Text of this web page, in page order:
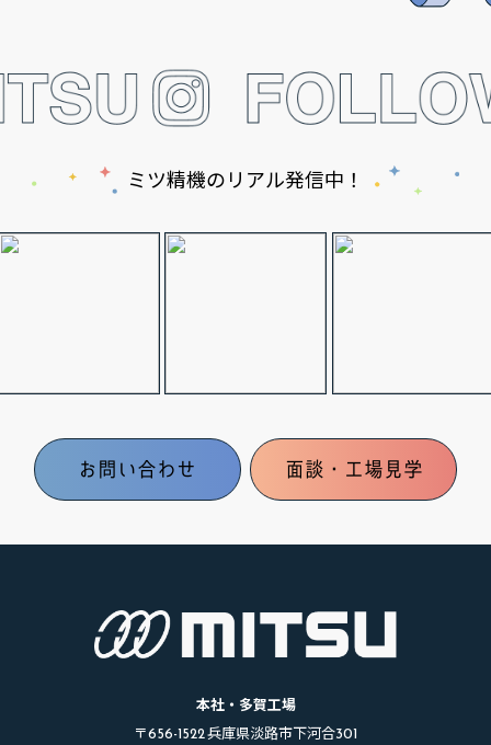
ミツ精機のリアル発信中！
お問い合わせ 面談・工場見学
本社・多賀工場
〒656-1522 兵庫県淡路市下河合301